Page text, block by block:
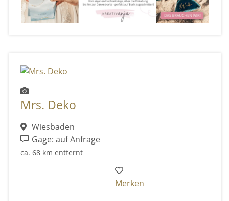
Mrs. Deko
Wiesbaden
Gage: auf Anfrage
ca. 68 km entfernt
Merken